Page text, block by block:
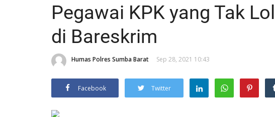
Pegawai KPK yang Tak
di Bareskrim
Humas Polres Sumba Barat Sep 28, 2021 10:43
Facebook Twitter